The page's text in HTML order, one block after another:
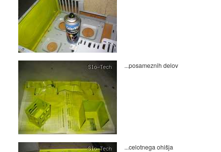
...posameznih delov
...celotnega ohišja